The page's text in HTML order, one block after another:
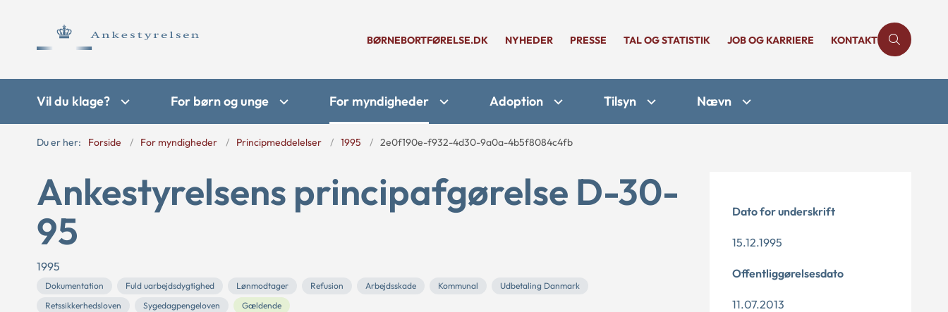
BØRNEBORTFØRELSE.DK NYHEDER PRESSE TAL OG STATISTIK JOB OG KARRIERE KONTAKT
Vil du klage? For børn og unge For myndigheder Adoption Tilsyn Nævn
Du er her: Forside For myndigheder Principmeddelelser 1995 2e0f190e-f932-4d30-9a0a-4b5f8084c4fb
Ankestyrelsens principafgørelse D-30-
95
1995
Dokumentation Fuld uarbejdsdygtighed Lønmodtager Refusion Arbejdsskade Kommunal
Udbetaling Danmark
Retssikkerhedsloven
Sygedagpengeloven Gældende
Dato for underskrift
15.12.1995
Offentliggørelsesdato
11.07.2013